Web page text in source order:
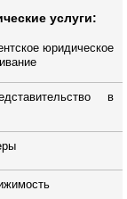
услуги:
юридическое
компаний
в
в
в суде
и